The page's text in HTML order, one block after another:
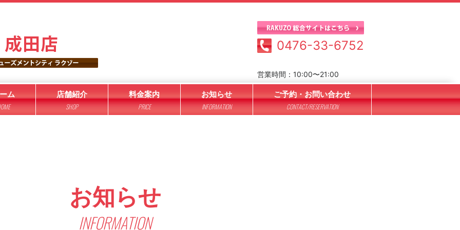
0476-33-6752
営業時間：10:00〜21:00
ム 店舗紹介
SHOP
料金案内
PRICE
お知らせ
INFORMATION
ご予約・お問い合わせ
CONTACT/RESERVATION
お知らせ
INFORMATION